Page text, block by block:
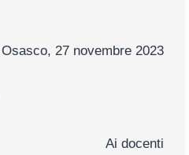
Osasco, 27 novembre 2023
Ai docenti